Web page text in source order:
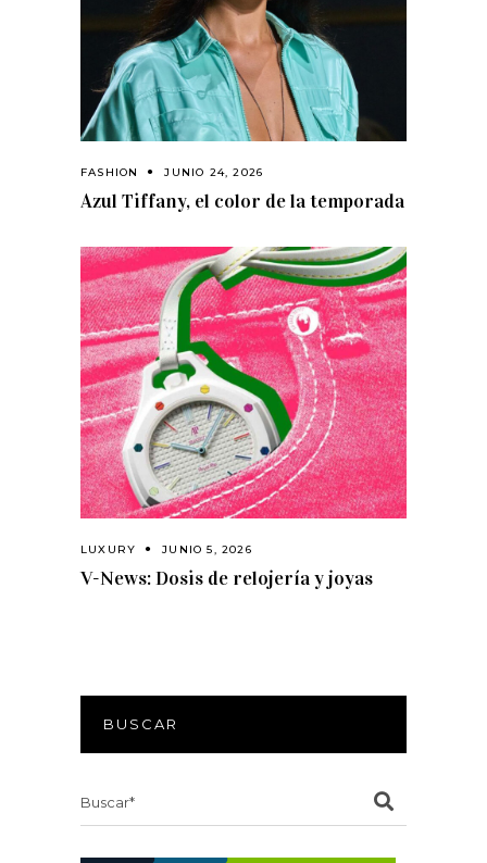
FASHION JUNIO 24, 2026
Azul Tiffany, el color de la temporada
LUXURY JUNIO 5, 2026
V-News: Dosis de relojería y joyas
BUSCAR